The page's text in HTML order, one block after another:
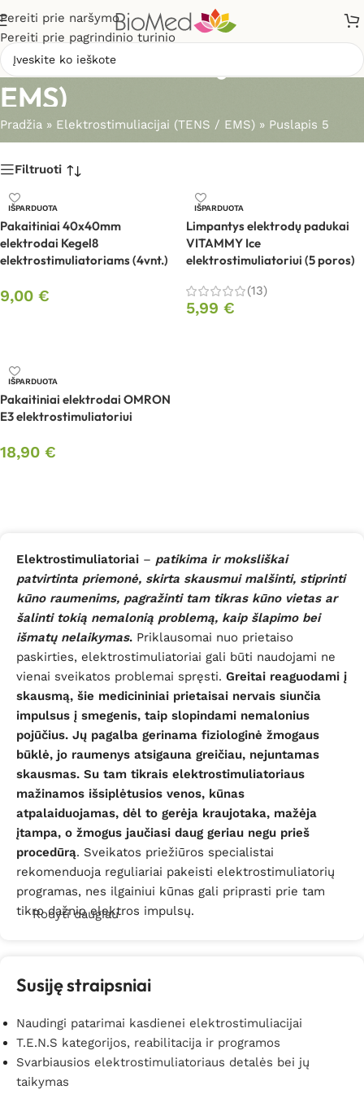
Pereiti prie naršymo
Pereiti prie pagrindinio turinio
Elektrostimuliacijai (TENS /
EMS)
Pradžia » Elektrostimuliacijai (TENS / EMS) » Puslapis 5
Filtruoti
IŠPARDUOTA
Pakaitiniai 40x40mm
elektrodai Kegel8
elektrostimuliatoriams (4vnt.)
9,00 €
IŠPARDUOTA
Limpantys elektrodų padukai
VITAMMY Ice
elektrostimuliatoriui (5 poros)
(13)
5,99 €
IŠPARDUOTA
Pakaitiniai elektrodai OMRON
E3 elektrostimuliatoriui
18,90 €
Elektrostimuliatoriai – patikima ir moksliškai
patvirtinta priemonė, skirta skausmui malšinti, stiprinti
kūno raumenims, pagražinti tam tikras kūno vietas ar
šalinti tokią nemalonią problemą, kaip šlapimo bei
išmatų nelaikymas. Priklausomai nuo prietaiso
paskirties, elektrostimuliatoriai gali būti naudojami ne
vienai sveikatos problemai spręsti. Greitai reaguodami į
skausmą, šie medicininiai prietaisai nervais siunčia
impulsus į smegenis, taip slopindami nemalonius
pojūčius. Jų pagalba gerinama fiziologinė žmogaus
būklė, jo raumenys atsigauna greičiau, nejuntamas
skausmas. Su tam tikrais elektrostimuliatoriaus
mažinamos išsiplėtusios venos, kūnas
atpalaiduojamas, dėl to gerėja kraujotaka, mažėja
įtampa, o žmogus jaučiasi daug geriau negu prieš
procedūrą. Sveikatos priežiūros specialistai
rekomenduoja reguliariai pakeisti elektrostimuliatorių
programas, nes ilgainiui kūnas gali priprasti prie tam
tikro dažnio elektros impulsų.
pasiūlyti skirtingų dizainų bei dydžių
svoriu bei matmenimis. Dėl šios priežasties juos
paprasta naudoti ne vien namuose. Patogus ir
transportavimui puikiai pritaikytas elektrostimuliatorius
gali būti imamas net ir vykstant atostogauti, į įvairias
Rodyti daugiau
Susiję straipsniai
Naudingi patarimai kasdienei elektrostimuliacijai
T.E.N.S kategorijos, reabilitacija ir programos
Svarbiausios elektrostimuliatoriaus detalės bei jų
taikymas